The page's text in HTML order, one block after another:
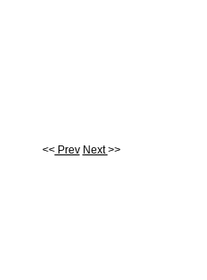
<<Prev Next>>